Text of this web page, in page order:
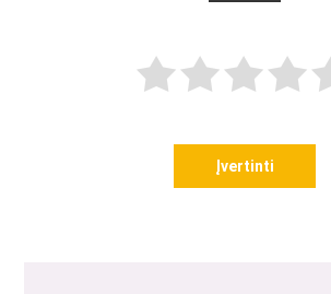
Įvertinti